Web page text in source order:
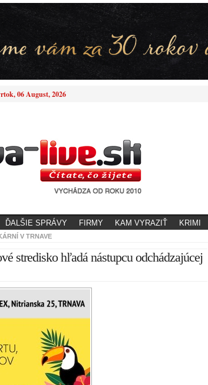
06 August, 2026
ĎALŠIE SPRÁVY FIRMY KAM VYRAZIŤ KRIMI
V TRNAVE
stredisko hľadá nástupcu odchádzajúcej